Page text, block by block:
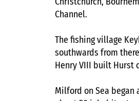
Channel.
The fishing village
southwards from
Henry VIII built Hurst
Milford on Sea